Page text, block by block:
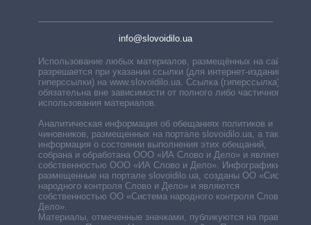
info@slovoidilo.ua
Использование любых материалов, размещённых на сайте,
разрешается при указании ссылки (для интернет-изданий —
гиперссылки) на www.slovoidilo.ua. Ссылка (гиперссылка)
обязательна вне зависимости от полного либо частичного
использования материалов.
Аналитическая информация об обещаниях политиков и
чиновников, размещенных на портале slovoidilo.ua, а также
информация о состоянии выполнения этих обещаний,
собрана и обработана ООО «ИА Слово и Дело» и является
собственностью ООО «ИА Слово и Дело». Инфографики,
размещенные на портале slovoidilo.ua, созданы ОО «Система
народного контроля Слово и Дело» и являются
собственностью ОО «Система народного контроля Слово и
Дело».
Материалы, отмеченные значками, публикуются на правах